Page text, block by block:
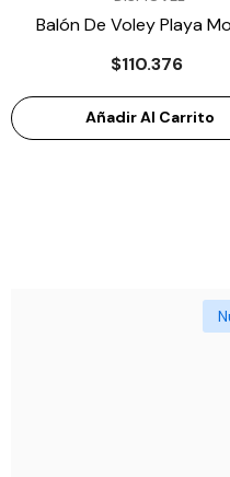
- Naranja
Banco
Balón De Voley Playa
MS500-NEOSPLA
$110.376
Añadir Al Carrito